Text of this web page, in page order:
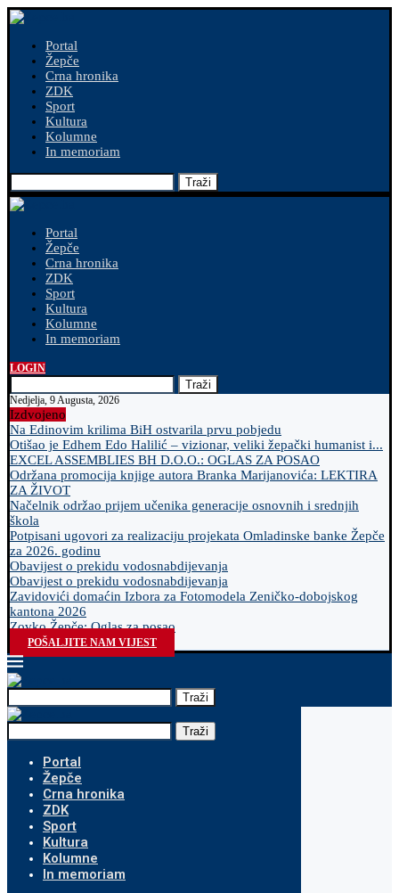
Portal
Žepče
Crna hronika
ZDK
Sport
Kultura
Kolumne
In memoriam
Traži
Portal
Žepče
Crna hronika
ZDK
Sport
Kultura
Kolumne
In memoriam
LOGIN
Traži
Nedjelja, 9 Augusta, 2026
Izdvojeno
Na Edinovim krilima BiH ostvarila prvu pobjedu
Otišao je Edhem Edo Halilić – vizionar, veliki žepački humanist i...
EXCEL ASSEMBLIES BH D.O.O.: OGLAS ZA POSAO
Održana promocija knjige autora Branka Marijanovića: LEKTIRA
ZA ŽIVOT
Načelnik održao prijem učenika generacije osnovnih i srednjih
škola
Potpisani ugovori za realizaciju projekata Omladinske banke Žepče
za 2026. godinu
Obavijest o prekidu vodosnabdijevanja
Obavijest o prekidu vodosnabdijevanja
Zavidovići domaćin Izbora za Fotomodela Zeničko-dobojskog
kantona 2026
Zovko Žepče: Oglas za posao
POŠALJITE NAM VIJEST
Traži
Traži
Portal
Žepče
Crna hronika
ZDK
Sport
Kultura
Kolumne
In memoriam